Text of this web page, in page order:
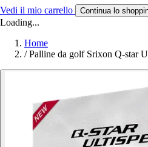
Vedi il mio carrello Continua lo
Loading...
Home
/ Palline da golf Srixon Q-star